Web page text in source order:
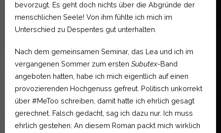
bevorzugt. Es geht doch nichts über die Abgründe der
menschlichen Seele! Von ihm fühlte ich mich im
Unterschied zu Despentes gut unterhalten.
Nach dem gemeinsamen Seminar, das Lea und ich im
vergangenen Sommer zum ersten Subutex-Band
angeboten hatten, habe ich mich eigentlich auf einen
provozierenden Hochgenuss gefreut. Politisch unkorrekt
über #MeToo schreiben, damit hatte ich ehrlich gesagt
gerechnet. Falsch gedacht, sag ich dazu nur. Ich muss
ehrlich gestehen: An diesem Roman packt mich wirklich